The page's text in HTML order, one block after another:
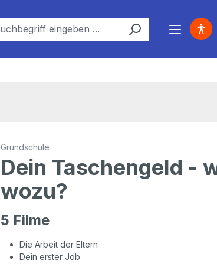
Grundschule
Dein Taschengeld -
wozu?
5 Filme
Die Arbeit der Eltern
Dein erster Job